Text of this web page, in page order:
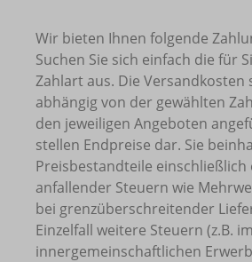
Wir bieten Ihnen folgende
Suchen Sie sich einfach die für
Zahlart aus. Die Versandkosten
abhängig von der gewählten
den jeweiligen Angeboten
stellen Endpreise dar. Sie
Preisbestandteile einschließlich
anfallender Steuern wie
bei grenzüberschreitender
Einzelfall weitere Steuern (z.B.
innergemeinschaftlichen